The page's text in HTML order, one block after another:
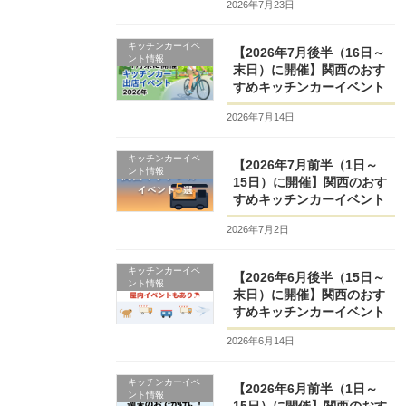
2026年7月23日
キッチンカーイベ
ント情報
【2026年7月後半（16日～
末日）に開催】関西のおす
すめキッチンカーイベント
2026年7月14日
キッチンカーイベ
ント情報
【2026年7月前半（1日～
15日）に開催】関西のおす
すめキッチンカーイベント
2026年7月2日
キッチンカーイベ
ント情報
【2026年6月後半（15日～
末日）に開催】関西のおす
すめキッチンカーイベント
2026年6月14日
キッチンカーイベ
ント情報
【2026年6月前半（1日～